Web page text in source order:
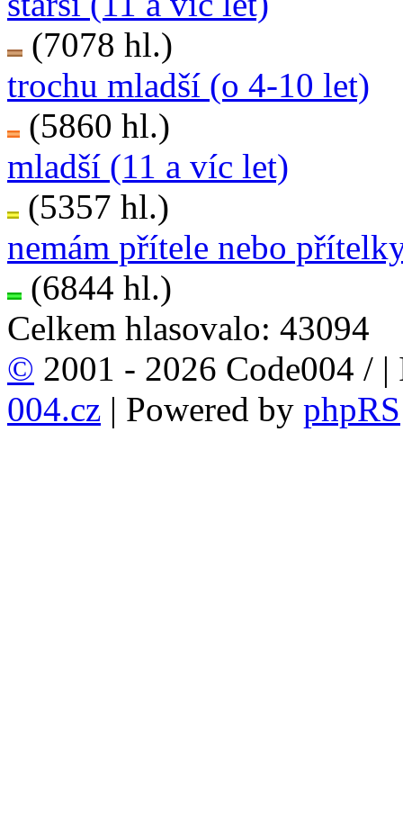
(7078 hl.)
trochu mladší (o 4-10 let)
(5860 hl.)
mladší (11 a víc let)
(5357 hl.)
nemám přítele nebo
(6844 hl.)
Celkem hlasovalo: 43094
© 2001 - 2026 Code004 / |
004.cz | Powered by phpRS